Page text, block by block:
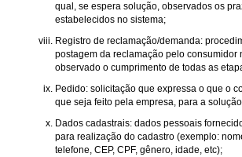
qual, se espera solução, observados os
estabelecidos no sistema;
Registro de reclamação/demanda:
postagem da reclamação pelo consumidor
observado o cumprimento de todas as
Pedido: solicitação que expressa o que o
que seja feito pela empresa, para a
Dados cadastrais: dados pessoais
para realização do cadastro (exemplo:
telefone, CEP, CPF, gênero, idade, etc);